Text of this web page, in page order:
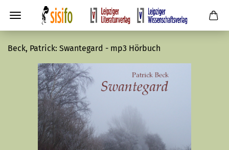
Beck, Patrick: Swantegard - mp3 Hörbuch